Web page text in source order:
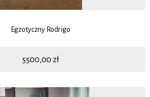
Egzotyczny Rodrigo
5500,00 zł